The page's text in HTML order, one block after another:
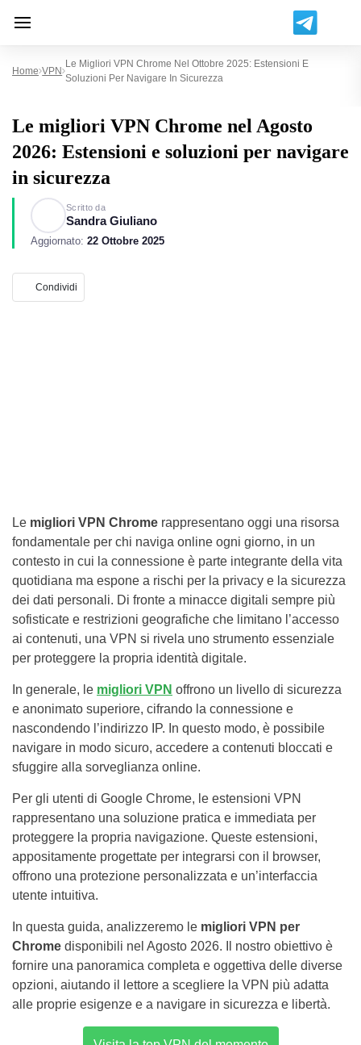
Home VPN
Le Migliori VPN Chrome Nel Ottobre 2025: Estensioni E
Soluzioni Per Navigare In Sicurezza
Le migliori VPN Chrome nel Agosto
2026: Estensioni e soluzioni per navigare
in sicurezza
Scritto da
Sandra Giuliano
Aggiornato: 22 Ottobre 2025
Condividi
Le migliori VPN Chrome rappresentano oggi una risorsa
fondamentale per chi naviga online ogni giorno, in un
contesto in cui la connessione è parte integrante della vita
quotidiana ma espone a rischi per la privacy e la sicurezza
dei dati personali. Di fronte a minacce digitali sempre più
sofisticate e restrizioni geografiche che limitano l’accesso
ai contenuti, una VPN si rivela uno strumento essenziale
per proteggere la propria identità digitale.
In generale, le migliori VPN offrono un livello di sicurezza
e anonimato superiore, cifrando la connessione e
nascondendo l’indirizzo IP. In questo modo, è possibile
navigare in modo sicuro, accedere a contenuti bloccati e
sfuggire alla sorveglianza online.
Per gli utenti di Google Chrome, le estensioni VPN
rappresentano una soluzione pratica e immediata per
proteggere la propria navigazione. Queste estensioni,
appositamente progettate per integrarsi con il browser,
offrono una protezione personalizzata e un’interfaccia
utente intuitiva.
In questa guida, analizzeremo le migliori VPN per
Chrome disponibili nel Agosto 2026. Il nostro obiettivo è
fornire una panoramica completa e oggettiva delle diverse
opzioni, aiutando il lettore a scegliere la VPN più adatta
alle proprie esigenze e a navigare in sicurezza e libertà.